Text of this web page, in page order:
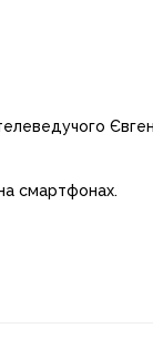
смартфонах.